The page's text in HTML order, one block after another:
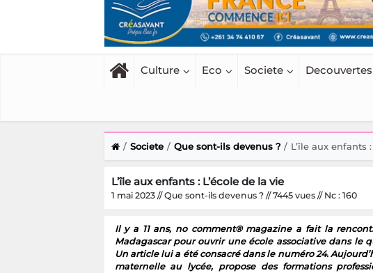
Culture Eco Societe Decouvertes
Societe Que sont-ils devenus ? L’île aux enfants
L’île aux enfants : L’école de la vie
1 mai 2023 // Que sont-ils devenus ? // 7445 vues // Nc : 160
Il y a 11 ans, no comment® magazine a fait la
Madagascar pour ouvrir une école associative dans le
Un article lui a été consacré dans le numéro 24.
maternelle au lycée, propose des formations